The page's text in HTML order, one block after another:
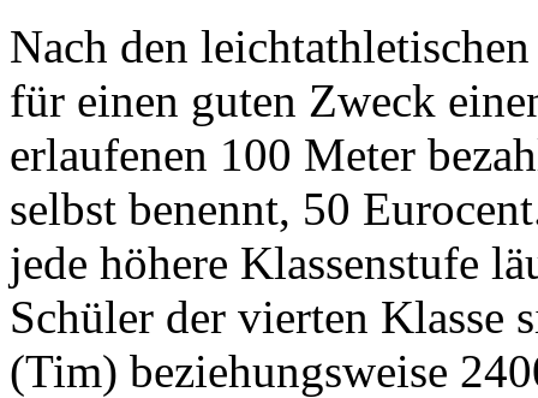
Nach den
für einen guten Zweck
erlaufenen 100 Meter
selbst benennt, 50
jede höhere Klassenstufe
Schüler der vierten Klasse
(Tim) beziehungsweise